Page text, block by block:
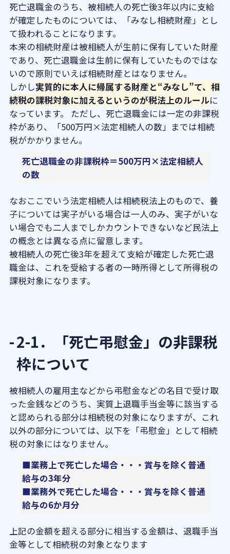
死亡退職金のうち、被相続人の死亡後3年以内に支給
が確定したものについては、「みなし相続財産」とし
て扱われることになります。
本来の相続財産は被相続人が生前に保有していた財産
であり、死亡退職金は生前に保有していたものではな
いので原則でいえば相続財産とはなりません。
しかし実質的に本人に帰属する財産と“みなし”て、相
続税の課税対象に加えるというのが税法上のルールに
なっています。 ただし、死亡退職金には一定の非課税
枠があり、「500万円×法定相続人の数」までは相続
税がかかりません。
死亡退職金の非課税枠＝500万円×法定相続人
の数
なおここでいう法定相続人は相続税法上のもので、養
子については実子がいる場合は一人のみ、実子がいな
い場合でも二人までしかカウントできないなど民法上
の概念とは異なる点に留意します。
被相続人の死亡後3年を超えて支給が確定した死亡退
職金は、これを受給する者の一時所得として所得税の
課税対象になります。
2-1．「死亡弔慰金」の非課税
枠について
被相続人の雇用主などから弔慰金などの名目で受け取
った金銭などのうち、実質上退職手当金等に該当する
と認められる部分は相続税の対象になりますが、これ
以外の部分については、以下を「弔慰金」として相続
税の対象にはなりません。
■業務上で死亡した場合・・・賞与を除く普通
給与の3年分
■業務外で死亡した場合・・・賞与を除く普通
給与の6か月分
上記の金額を超える部分に相当する金額は、退職手当
金等として相続税の対象となります